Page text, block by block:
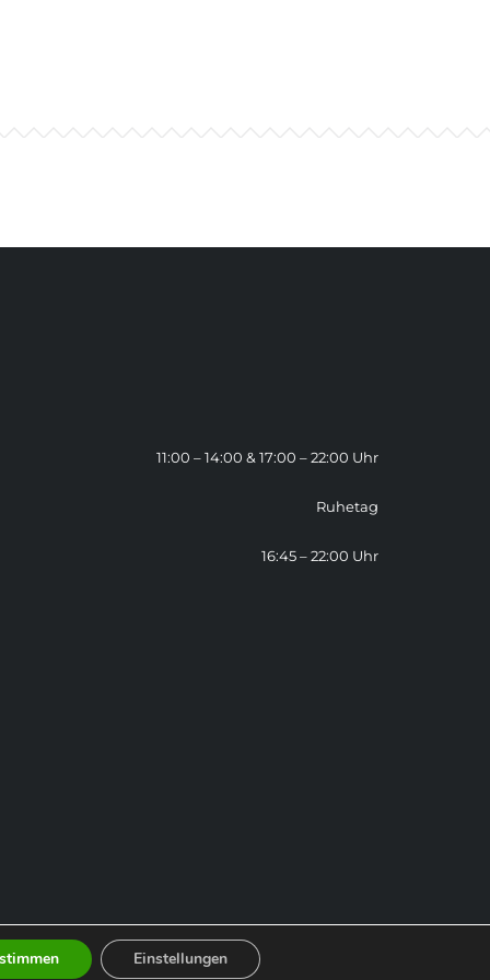
11:00 – 14:00 & 17:00 – 22:00 Uhr
Ruhetag
16:45 – 22:00 Uhr
Einstellungen